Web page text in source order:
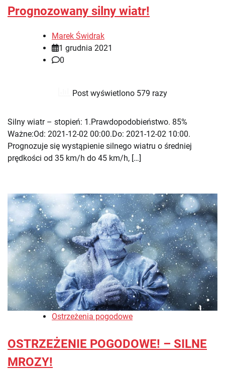
Prognozowany silny wiatr!
Marek Świdrak
1 grudnia 2021
0
Post wyświetlono 579 razy
Silny wiatr – stopień: 1.Prawdopodobieństwo. 85%
Ważne:Od: 2021-12-02 00:00.Do: 2021-12-02 10:00.
Prognozuje się wystąpienie silnego wiatru o średniej
prędkości od 35 km/h do 45 km/h, […]
Ostrzeżenia pogodowe
OSTRZEŻENIE POGODOWE! – SILNE
MROZY!